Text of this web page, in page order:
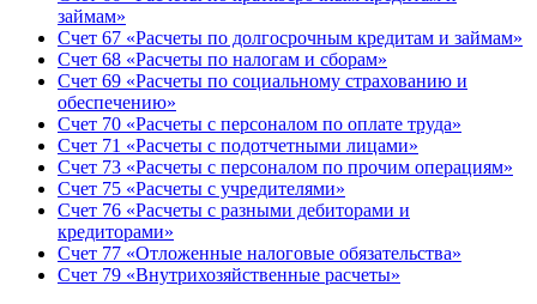
займам»
Счет 67 «Расчеты по долгосрочным кредитам и займам»
Счет 68 «Расчеты по налогам и сборам»
Счет 69 «Расчеты по социальному страхованию и
обеспечению»
Счет 70 «Расчеты с персоналом по оплате труда»
Счет 71 «Расчеты с подотчетными лицами»
Счет 73 «Расчеты с персоналом по прочим операциям»
Счет 75 «Расчеты с учредителями»
Счет 76 «Расчеты с разными дебиторами и
кредиторами»
Счет 77 «Отложенные налоговые обязательства»
Счет 79 «Внутрихозяйственные расчеты»